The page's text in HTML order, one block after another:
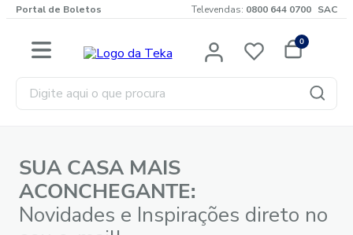
Portal de Boletos Televendas: 0800 644 0700 SAC
0
Digite aqui o que procura
SUA CASA MAIS
ACONCHEGANTE:
Novidades e Inspirações direto no